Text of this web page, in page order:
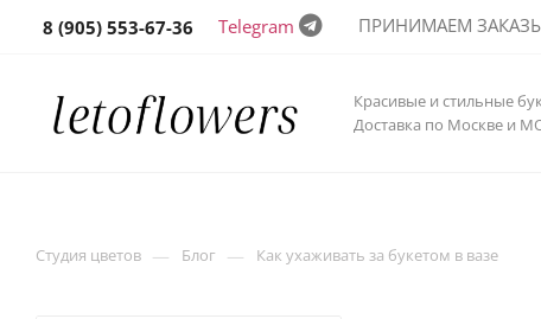
8 (905) 553-67-36 Telegram ПРИНИМАЕМ ЗАКАЗЫ
Красивые и стильные
Доставка по Москве и
Студия цветов — Блог — Как ухаживать за букетом в вазе